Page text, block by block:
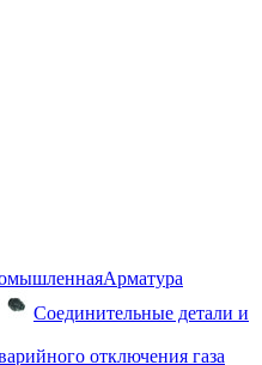
Арматура
Соединительные детали и